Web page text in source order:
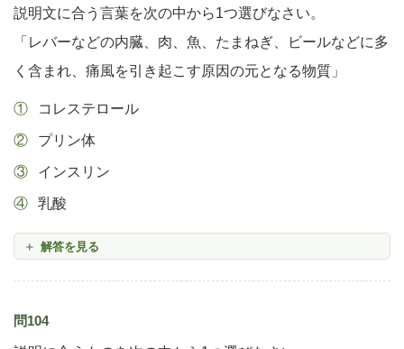
説明文に合う言葉を次の中から1つ選びなさい。
「レバーなどの内臓、肉、魚、たまねぎ、ビールなどに多
く含まれ、痛風を引き起こす原因の元となる物質」
コレステロール
プリン体
インスリン
乳酸
解答を見る
問104